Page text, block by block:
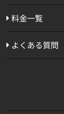
料金一覧
よくある質問